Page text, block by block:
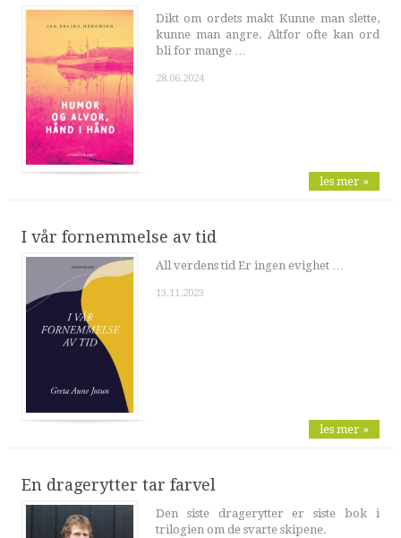
Dikt om ordets makt Kunne man slette,
kunne man angre. Altfor ofte kan ord
bli for mange …
28.06.2024
les mer »
I vår fornemmelse av tid
All verdens tid Er ingen evighet …
13.11.2023
les mer »
En dragerytter tar farvel
Den siste dragerytter er siste bok i
trilogien om de svarte skipene.